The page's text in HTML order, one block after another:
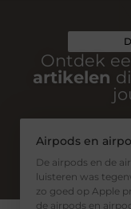
Ontdek
artikelen
Airpods en
De airpods en de
luisteren was
zo goed op Apple
de airpods en